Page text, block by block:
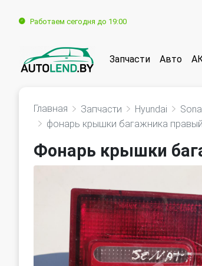
Работаем сегодня до 19:00
Запчасти Авто
Главная Запчасти Hyundai
фонарь крышки багажника правый
Фонарь крышки